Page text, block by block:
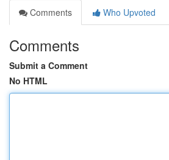
Comments
Who Upvoted
Comments
Submit a Comment
No HTML